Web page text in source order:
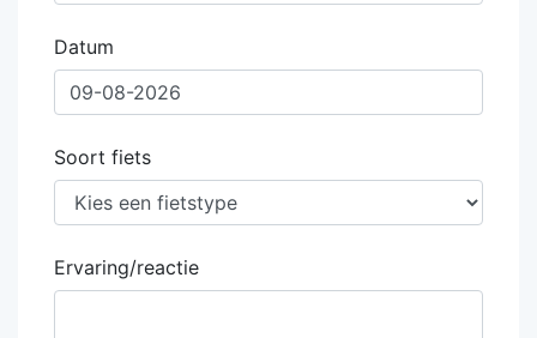
Datum
Soort fiets
Ervaring/reactie